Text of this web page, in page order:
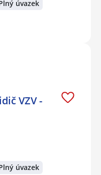
úvazek
VZV -
úvazek